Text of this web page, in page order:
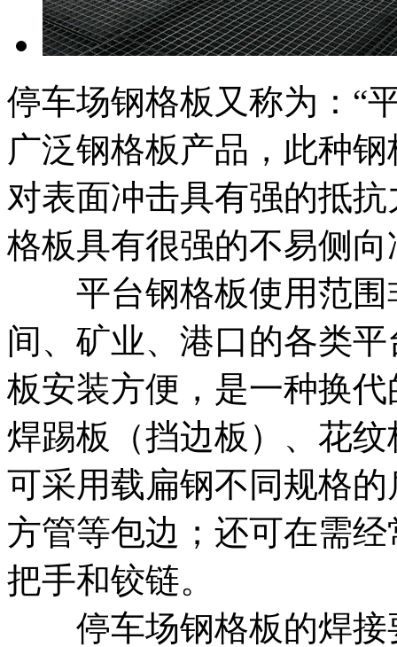
停车场钢格板又称为：“
广泛钢格板产品，此种
对表面冲击具有强的抵
格板具有很强的不易侧
平台钢格板使用范围
间、矿业、港口的各类
板安装方便，是一种换
焊踢板（挡边板）、花
可采用载扁钢不同规格
方管等包边；还可在需
把手和铰链。
停车场钢格板的焊接